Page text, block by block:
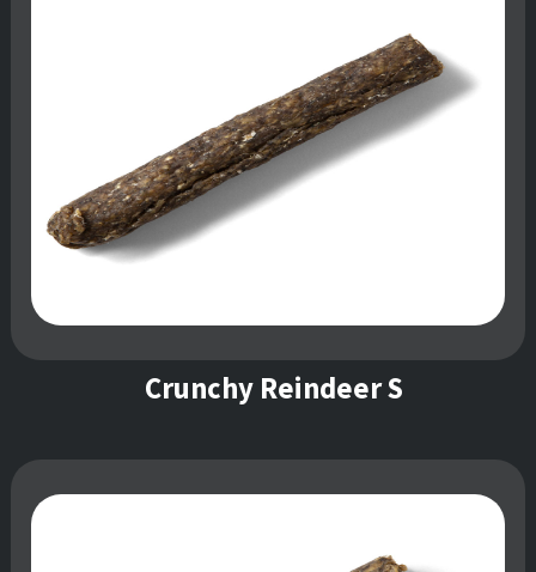
Crunchy Reindeer S